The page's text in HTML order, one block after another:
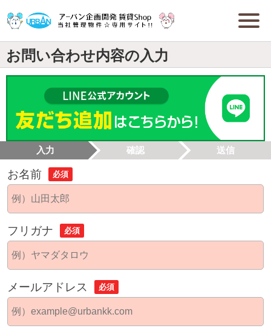
お問い合わせ内容の入力
入力 確認 送信
お名前 必須
フリガナ 必須
メールアドレス 必須